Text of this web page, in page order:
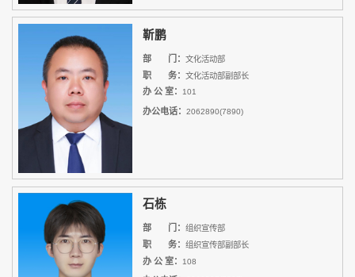
靳鹏
部 门：文化活动部
职 务：文化活动部副部长
办 公 室： 101
办公电话：2062890(7890)
石栋
部 门：组织宣传部
职 务：组织宣传部副部长
办 公 室： 108